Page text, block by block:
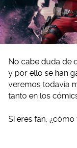
No cabe duda de
y por ello se han
veremos todavía
tanto en los
Si eres fan,